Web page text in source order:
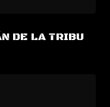
DE LA TRIBU